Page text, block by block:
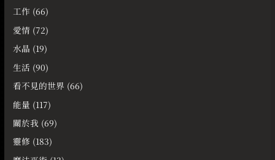
工作 (66)
愛情 (72)
水晶 (19)
生活 (90)
看不見的世界 (66)
能量 (117)
關於我 (69)
靈修 (183)